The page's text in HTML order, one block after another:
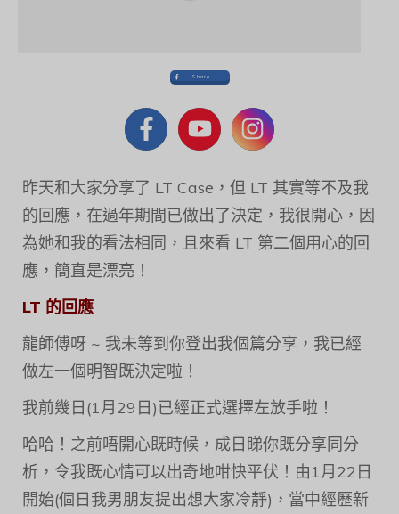
Share
昨天和大家分享了 LT Case，但 LT 其實等不及我
的回應，在過年期間已做出了決定，我很開心，因
為她和我的看法相同，且來看 LT 第二個用心的回
應，簡直是漂亮！
LT 的回應
龍師傅呀 ~ 我未等到你登出我個篇分享，我已經
做左一個明智既決定啦！
我前幾日(1月29日)已經正式選擇左放手啦！
哈哈！之前唔開心既時候，成日睇你既分享同分
析，令我既心情可以出奇地咁快平伏！由1月22日
開始(個日我男朋友提出想大家冷靜)，當中經歷新